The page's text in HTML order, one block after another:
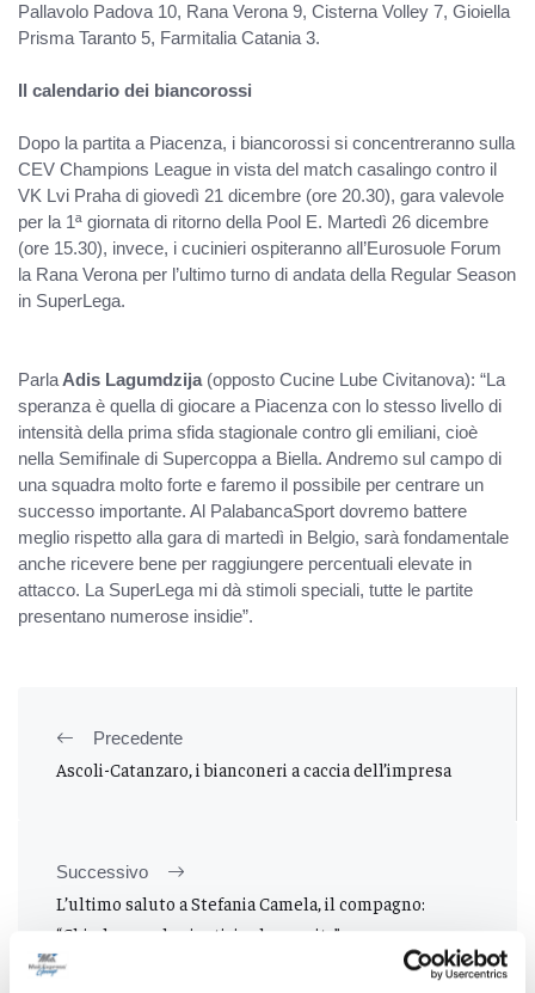
Pallavolo Padova 10, Rana Verona 9, Cisterna Volley 7, Gioiella
Prisma Taranto 5, Farmitalia Catania 3.
Il calendario dei biancorossi
Dopo la partita a Piacenza, i biancorossi si concentreranno sulla
CEV Champions League in vista del match casalingo contro il
VK Lvi Praha di giovedì 21 dicembre (ore 20.30), gara valevole
per la 1ª giornata di ritorno della Pool E. Martedì 26 dicembre
(ore 15.30), invece, i cucinieri ospiteranno all’Eurosuole Forum
la Rana Verona per l’ultimo turno di andata della Regular Season
in SuperLega.
Parla Adis Lagumdzija(opposto Cucine Lube Civitanova): “La
speranza è quella di giocare a Piacenza con lo stesso livello di
intensità della prima sfida stagionale contro gli emiliani, cioè
nella Semifinale di Supercoppa a Biella. Andremo sul campo di
una squadra molto forte e faremo il possibile per centrare un
successo importante. Al PalabancaSport dovremo battere
meglio rispetto alla gara di martedì in Belgio, sarà fondamentale
anche ricevere bene per raggiungere percentuali elevate in
attacco. La SuperLega mi dà stimoli speciali, tutte le partite
presentano numerose insidie”.
Precedente
Ascoli-Catanzaro, i bianconeri a caccia dell’impresa
Successivo
L’ultimo saluto a Stefania Camela, il compagno:
“Chiederemo la giustizia che merita”